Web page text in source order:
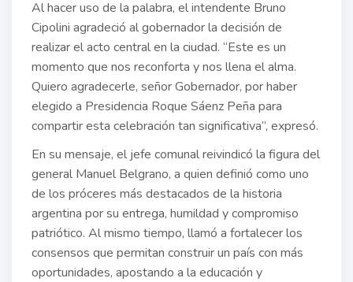
Al hacer uso de la palabra, el intendente Bruno
Cipolini agradeció al gobernador la decisión de
realizar el acto central en la ciudad. “Este es un
momento que nos reconforta y nos llena el alma.
Quiero agradecerle, señor Gobernador, por haber
elegido a Presidencia Roque Sáenz Peña para
compartir esta celebración tan significativa”, expresó.
En su mensaje, el jefe comunal reivindicó la figura del
general Manuel Belgrano, a quien definió como uno
de los próceres más destacados de la historia
argentina por su entrega, humildad y compromiso
patriótico. Al mismo tiempo, llamó a fortalecer los
consensos que permitan construir un país con más
oportunidades, apostando a la educación y